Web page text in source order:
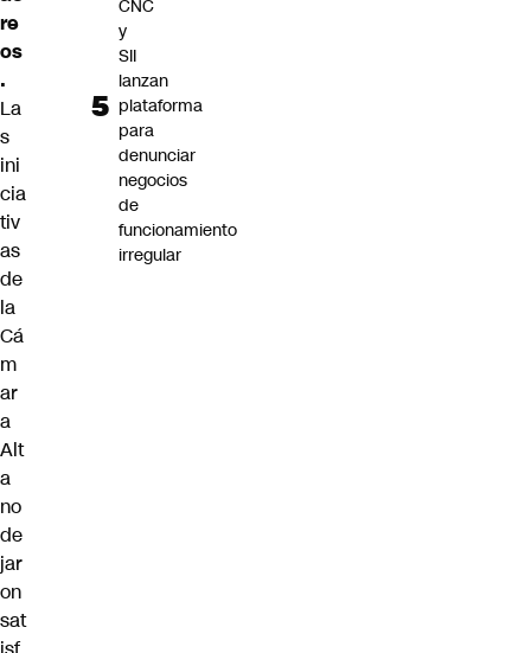
re
os
.
La
s
ini
cia
tiv
as
de
la
Cá
m
ar
a
Alt
a
no
de
jar
on
sat
CNC
y
SII
lanzan
plataforma
para
denunciar
negocios
de
funcionamiento
irregular